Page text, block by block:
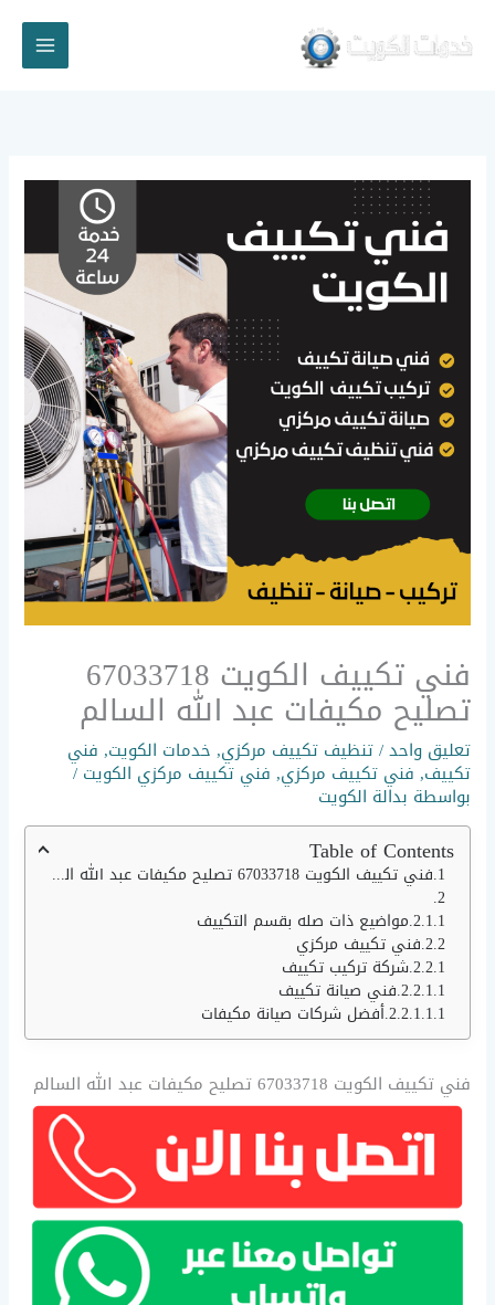
المحتوى
فني تكييف الكويت 67033718
تصليح مكيفات عبد الله السالم
تعليق واحد/تنظيف تكييف مركزي, خدمات الكويت, فني
تكييف, فني تكييف مركزي, فني تكييف مركزي الكويت /
بواسطة بدالة الكويت
Table of Contents
فني تكييف الكويت 67033718 تصليح مكيفات عبد الله السالم
مواضيع ذات صله بقسم التكييف
فني تكييف مركزي
شركة تركيب تكييف
فني صيانة تكييف
أفضل شركات صيانة مكيفات
فني تكييف الكويت 67033718 تصليح مكيفات عبد الله السالم